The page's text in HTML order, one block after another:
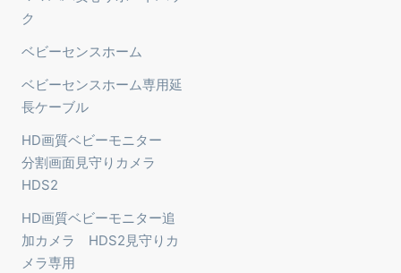
ク
ベビーセンスホーム
ベビーセンスホーム専用延
長ケーブル
HD画質ベビーモニター
分割画面見守りカメラ
HDS2
HD画質ベビーモニター追
加カメラ HDS2見守りカ
メラ専用